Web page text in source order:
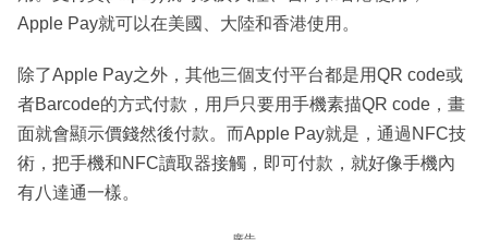
Apple Pay就可以在美國、大陸和香港使用。
除了Apple Pay之外，其他三個支付平台都是用QR code或
者Barcode的方式付款，用戶只要用手機素描QR code，畫
面就會顯示價錢然後付款。而Apple Pay就是，通過NFC技
術，把手機和NFC讀取器接觸，即可付款，就好像手機內
有八達通一樣。